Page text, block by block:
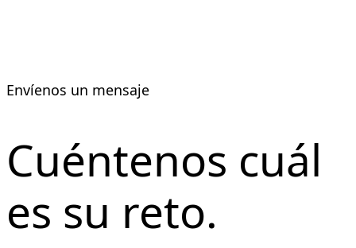
Envíenos un mensaje
Cuéntenos cuál
es su reto.